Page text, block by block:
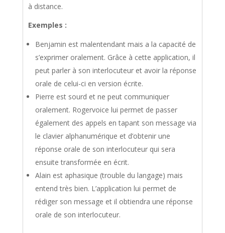
à distance.
Exemples :
Benjamin est malentendant mais a la capacité de
s’exprimer oralement. Grâce à cette application, il
peut parler à son interlocuteur et avoir la réponse
orale de celui-ci en version écrite.
Pierre est sourd et ne peut communiquer
oralement. Rogervoice lui permet de passer
également des appels en tapant son message via
le clavier alphanumérique et d’obtenir une
réponse orale de son interlocuteur qui sera
ensuite transformée en écrit.
Alain est aphasique (trouble du langage) mais
entend très bien. L’application lui permet de
rédiger son message et il obtiendra une réponse
orale de son interlocuteur.